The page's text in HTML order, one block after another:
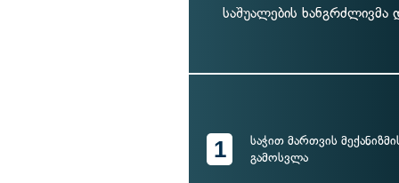
საშუალების
1
საჭით მართვის
გამოსვლა